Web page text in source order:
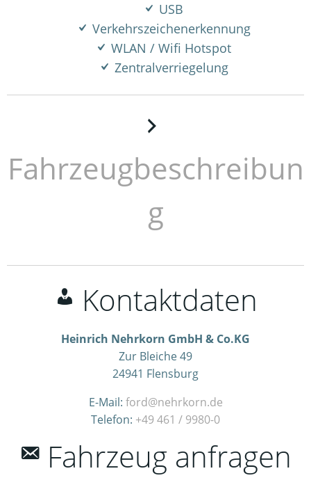
USB
Verkehrszeichenerkennung
WLAN / Wifi Hotspot
Zentralverriegelung
Fahrzeugbeschreibun
g
Kontaktdaten
Heinrich Nehrkorn GmbH & Co.KG
Zur Bleiche 49
24941 Flensburg
E-Mail: ford@nehrkorn.de
Telefon: +49 461 / 9980-0
Fahrzeug anfragen